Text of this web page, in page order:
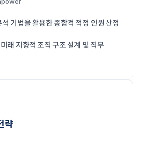
기법을 활용한 종합적 적정 인원 산정
래 지향적 조직 구조 설계 및 직무
략